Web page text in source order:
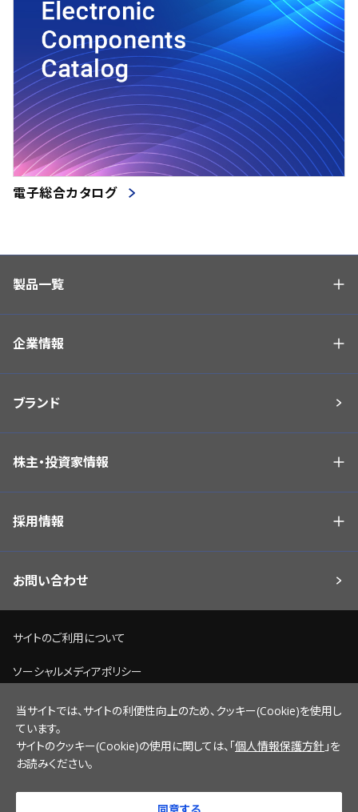
電子総合カタログ
製品一覧
企業情報
ブランド
株主・投資家情報
採用情報
お問い合わせ
サイトのご利用について
ソーシャルメディアポリシー
個人情報保護方針
脆弱性情報開示ポリシー
サイトマップ
当サイトでは、サイトの利便性向上のため、クッキー(Cookie)を使用し
ています。
サイトのクッキー(Cookie)の使用に関しては、「個人情報保護方針 」を
お読みください。